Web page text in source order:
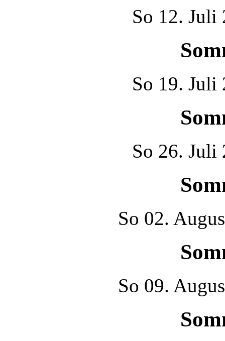
So 12. Juli
So 19. Juli
So 26. Juli
So 02.
So 09.